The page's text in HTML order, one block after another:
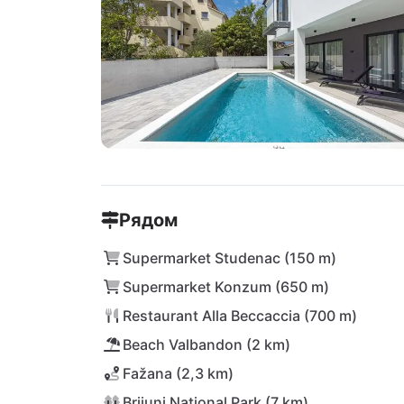
Рядом
Supermarket Studenac (150 m)
Supermarket Konzum (650 m)
Restaurant Alla Beccaccia (700 m)
Beach Valbandon (2 km)
Fažana (2,3 km)